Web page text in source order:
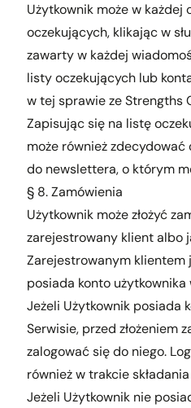
Użytkownik może w
oczekujących, klikając w
zawarty w każdej
listy oczekujących lub
w tej sprawie ze Strengths
Zapisując się na listę
może również
do newslettera, o którym
§ 8. Zamówienia
Użytkownik może złożyć
zarejestrowany klient albo
Zarejestrowanym klientem
posiada konto użytkownika
Jeżeli Użytkownik posiada
Serwisie, przed złożeniem
zalogować się do niego.
również w trakcie
Jeżeli Użytkownik nie